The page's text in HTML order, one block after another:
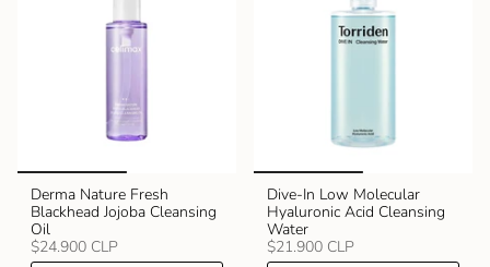
Derma Nature Fresh
Blackhead Jojoba Cleansing
Oil
$24.900 CLP
Dive-In Low Molecular
Hyaluronic Acid Cleansing
Water
$21.900 CLP